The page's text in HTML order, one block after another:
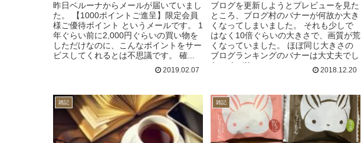
昨日ベルーナからメールが届いていまし
た。 【1000ポイントご進呈】限定会員
様ご優​待ポイント というメールです。 1
年ぐらい前に2,000円ぐらいの買い物を
しただけなのに、こんなポイントをサー
ビスしてくれるとは不思議です。 確...
2019.02.07
ブログを更新しようとプレビューを見た
ところ、ブログ村のバナーが何故か大き
くなってしまいました。 それも少しで
はなく10倍ぐらいの大きさで、画質が荒
くなっていました。 ほぼ同じ大きさの
ブログランキングのバナーは大丈夫でし
た。 なぜな...
2018.12.20
雑記 雑記